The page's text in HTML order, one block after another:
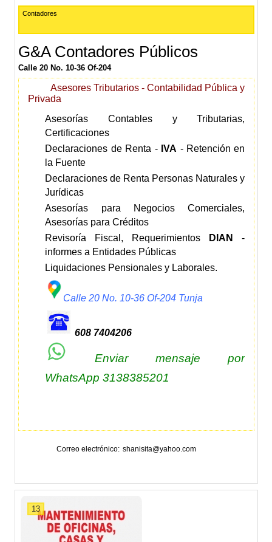
Contadores
G&A Contadores Públicos
Calle 20 No. 10-36 Of-204
Asesores Tributarios - Contabilidad Pública y
Privada
Asesorías Contables y Tributarias,
Certificaciones
Declaraciones de Renta - IVA - Retención en
la Fuente
Declaraciones de Renta Personas Naturales y
Jurídicas
Asesorías para Negocios Comerciales,
Asesorías para Créditos
Revisoría Fiscal, Requerimientos
DIAN
-
informes a Entidades Públicas
Liquidaciones Pensionales y Laborales.
Calle 20 No. 10-36 Of-204 Tunja
608 7404206
Enviar mensaje por
WhatsApp 3138385201
Correo electrónico shanisita@yahoo.com
13